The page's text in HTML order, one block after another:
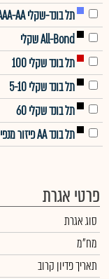
תל בונד-שקלי AAA-AA
All-Bond שקלי
תל בונד שקלי 100
תל בונד שקלי 5-10
תל בונד שקלי 60
תל בונד AA פיזור מנפיקים
פרטי אגרת
סוג אגרת
מח"מ
תאריך פדיון קרוב